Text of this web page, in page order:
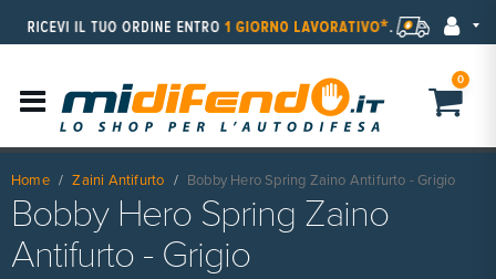
0
Home Zaini Antifurto Bobby Hero Spring Zaino Antifurto - Grigio
Bobby Hero Spring Zaino
Antifurto - Grigio